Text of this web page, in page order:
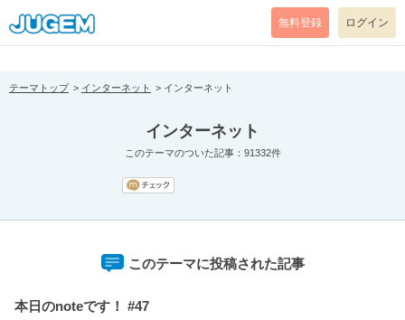
[pear_error: message="Success" code=0 mode=return level=notice
prefix="" info=""]
無料登録 ログイン
テーマトップ インターネット インターネット
インターネット
このテーマのついた記事：91332件
このテーマに投稿された記事
本日のnoteです！ #47